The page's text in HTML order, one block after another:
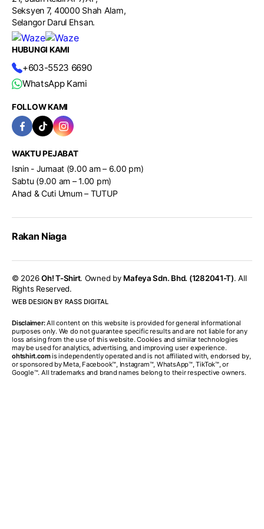
PELANGGAN-PELANGGAN
Berpengalaman Lebih 14 Tahun Dalam Penghasilan Cetakan
Baju
Seksyen 7, 40000 Shah Alam,
Selangor Darul Ehsan.
HUBUNGI KAMI
+603-5523 6690
WhatsApp Kami
FOLLOW KAMI
WAKTU PEJABAT
Isnin - Jumaat (9.00 am – 6.00 pm)
Sabtu (9.00 am – 1.00 pm)
Ahad & Cuti Umum – TUTUP
Rakan Niaga
© 2026Oh! T-Shirt. Owned by Mafeya Sdn. Bhd. (1282041-T). All
Rights Reserved.
WEB DESIGN BY RASS DIGITAL
Disclaimer:All content on this website is provided for general informational
purposes only. We do not guarantee specific results and are not liable for any
loss arising from the use of this website. Cookies and similar technologies
may be used for analytics, advertising, and improving user experience.
ohtshirt.comis independently operated and is not affiliated with, endorsed by,
or sponsored by Meta, Facebook™, Instagram™, WhatsApp™, TikTok™, or
Google™. All trademarks and brand names belong to their respective owners.